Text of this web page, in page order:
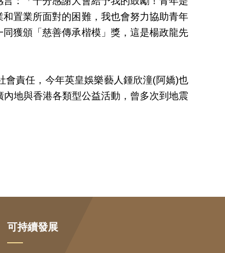
置業所面對的困難，我也會努力協助青年
獲頒「慈善傳承楷模」獎，這是楊政龍先
責任，今年英皇娛樂藝人鍾欣潼(阿嬌)也
地與香港各類型公益活動，曾多次到地震
可持續發展